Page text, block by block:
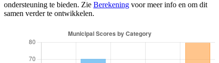
ondersteuning te bieden. Zie Berekening voor meer info en om dit
samen verder te ontwikkelen.